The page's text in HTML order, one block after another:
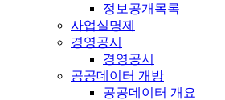
정보공개목록
사업실명제
경영공시
경영공시
공공데이터 개방
공공데이터 개요